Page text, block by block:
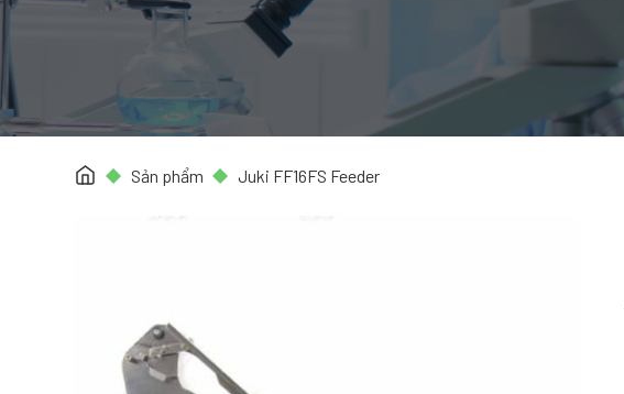
Sản phẩm Juki FF16FS Feeder